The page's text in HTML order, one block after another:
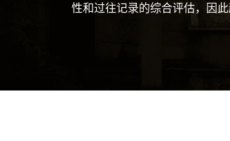
性和过往记录的综合评估，因